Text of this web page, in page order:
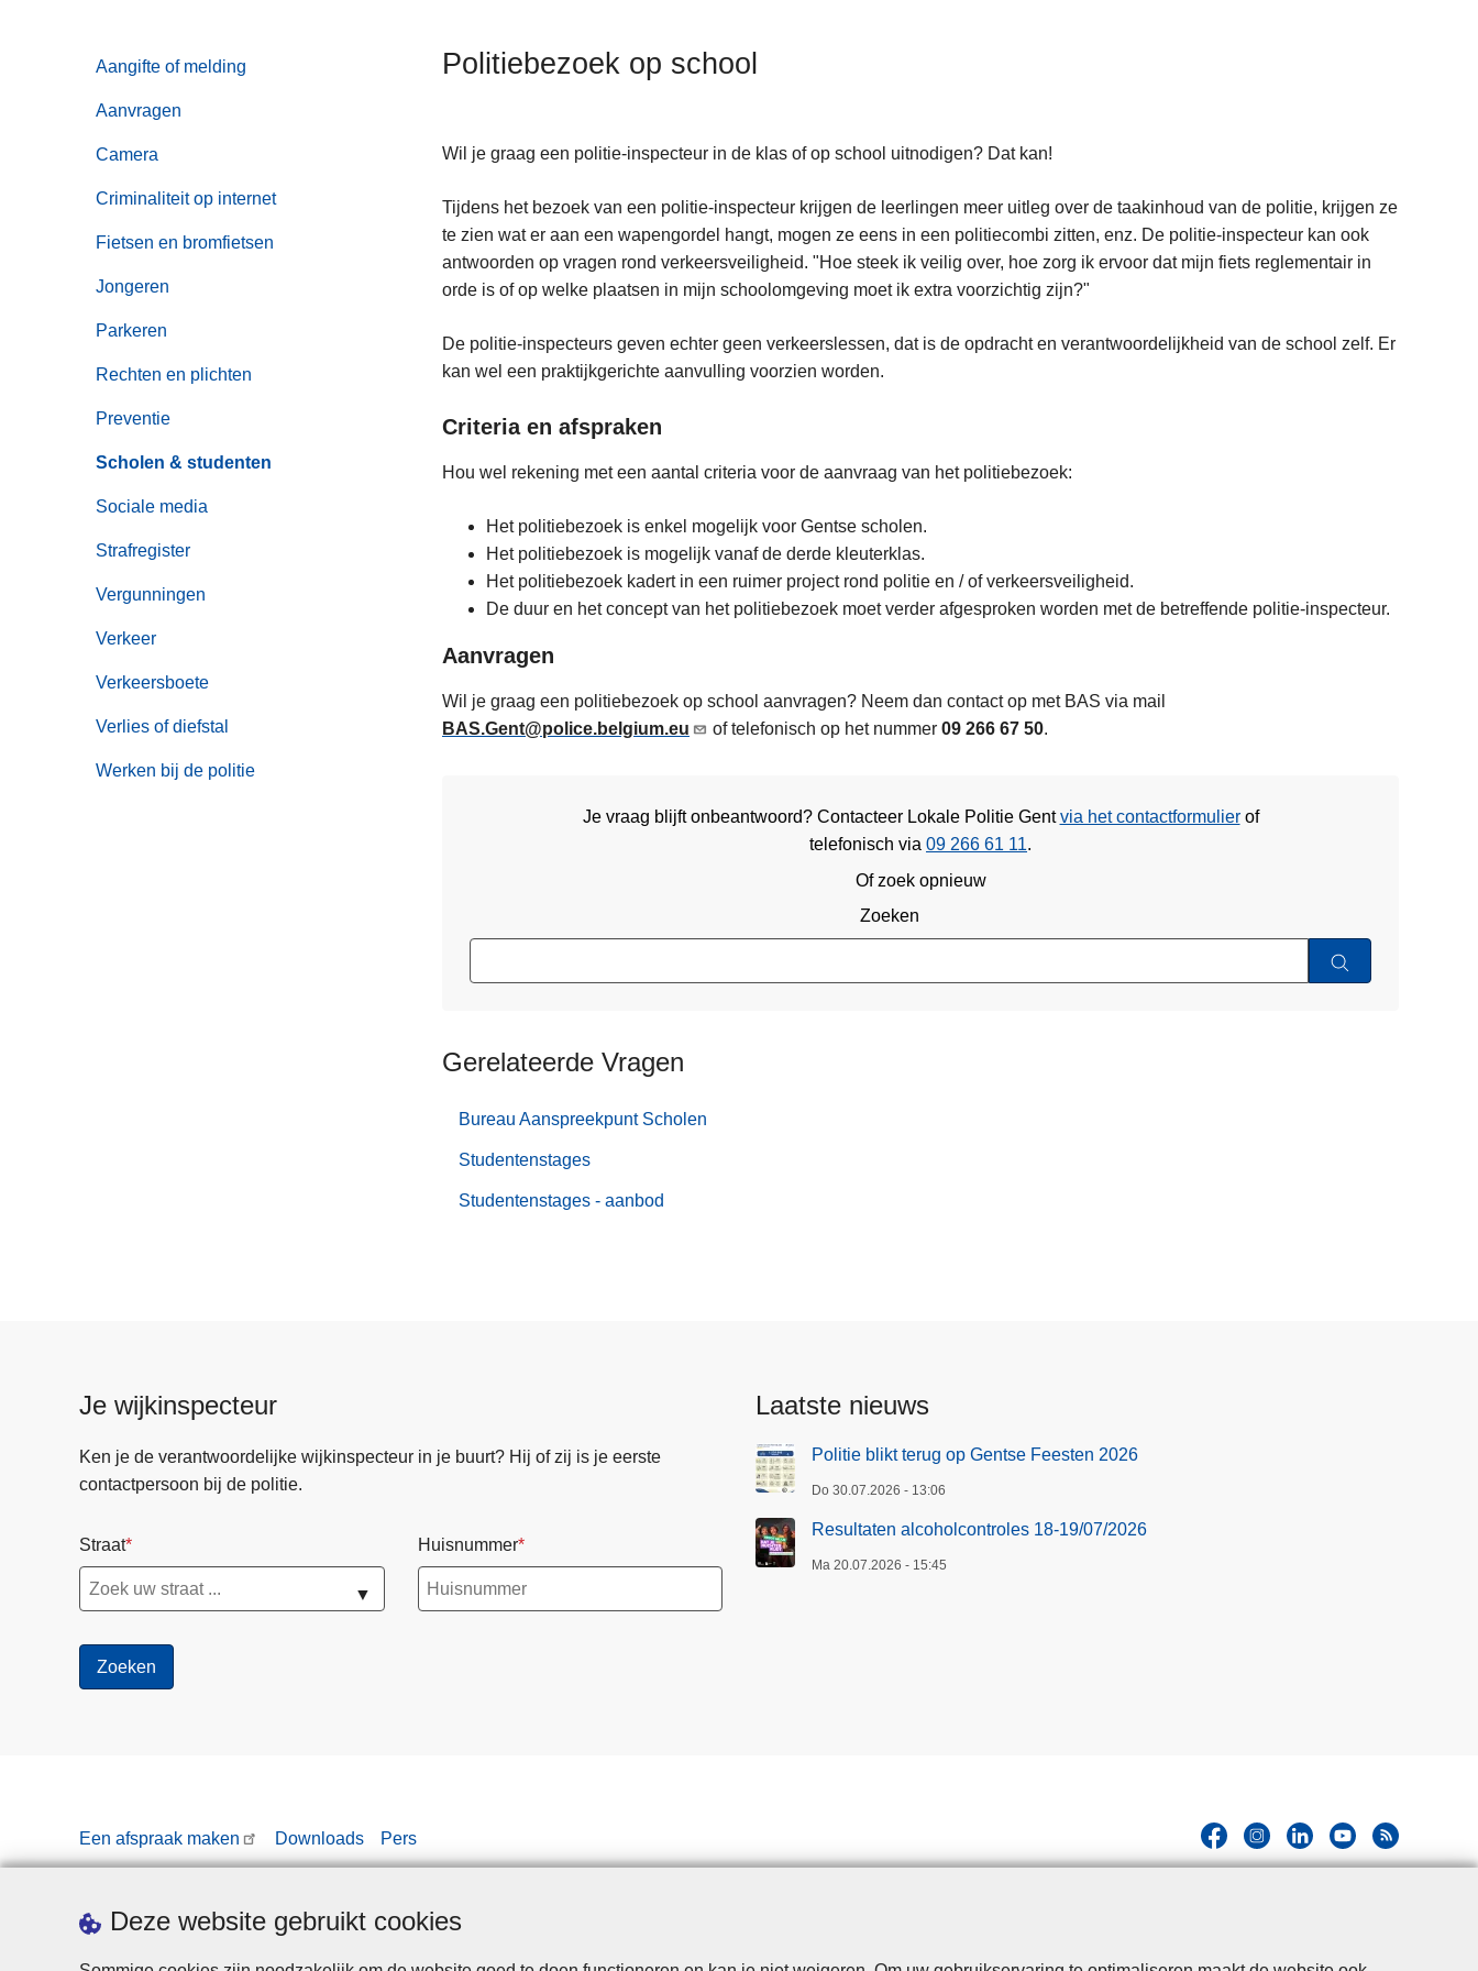
Deze website gebruikt cookies
Aangifte of melding
Aanvragen
Camera
Criminaliteit op internet
Fietsen en bromfietsen
Jongeren
Parkeren
Rechten en plichten
Preventie
Scholen & studenten
Sociale media
Strafregister
Vergunningen
Verkeer
Verkeersboete
Verlies of diefstal
Werken bij de politie
Politiebezoek op school
Wil je graag een politie-inspecteur in de klas of op school uitnodigen? Dat kan!
Tijdens het bezoek van een politie-inspecteur krijgen de leerlingen meer uitleg over de taakinhoud van de politie, krijgen ze
te zien wat er aan een wapengordel hangt, mogen ze eens in een politiecombi zitten, enz. De politie-inspecteur kan ook
antwoorden op vragen rond verkeersveiligheid. "Hoe steek ik veilig over, hoe zorg ik ervoor dat mijn fiets reglementair in
orde is of op welke plaatsen in mijn schoolomgeving moet ik extra voorzichtig zijn?"
De politie-inspecteurs geven echter geen verkeerslessen, dat is de opdracht en verantwoordelijkheid van de school zelf. Er
kan wel een praktijkgerichte aanvulling voorzien worden.
Criteria en afspraken
Hou wel rekening met een aantal criteria voor de aanvraag van het politiebezoek:
Het politiebezoek is enkel mogelijk voor Gentse scholen.
Het politiebezoek is mogelijk vanaf de derde kleuterklas.
Het politiebezoek kadert in een ruimer project rond politie en / of verkeersveiligheid.
De duur en het concept van het politiebezoek moet verder afgesproken worden met de betreffende politie-inspecteur.
Aanvragen
Wil je graag een politiebezoek op school aanvragen? Neem dan contact op met BAS via mail
BAS.Gent@police.belgium.eu
of telefonisch op het nummer09 266 67 50.
Je vraag blijft onbeantwoord? Contacteer Lokale Politie Gentvia het contactformulierof
telefonisch via 09 266 61 11.
Of zoek opnieuw
Zoeken
Gerelateerde Vragen
Bureau Aanspreekpunt Scholen
Studentenstages
Studentenstages - aanbod
Je wijkinspecteur
Ken je de verantwoordelijke wijkinspecteur in je buurt? Hij of zij is je eerste
contactpersoon bij de politie.
Straat
▼
Huisnummer
Laatste nieuws
Politie blikt terug op Gentse Feesten 2026
Do 30.07.2026 - 13:06
Resultaten alcoholcontroles 18-19/07/2026
Ma 20.07.2026 - 15:45
Een afspraak maken Downloads Pers